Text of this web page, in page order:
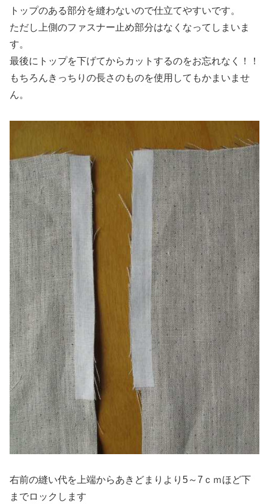
トップのある部分を縫わないので仕立てやすいです。
ただし上側のファスナー止め部分はなくなってしまいま
す。
最後にトップを下げてからカットするのをお忘れなく！！
もちろんきっちりの長さのものを使用してもかまいませ
ん。
右前の縫い代を上端からあきどまりより5～7ｃｍほど下
までロックします